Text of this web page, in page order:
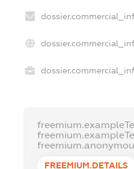
FREEMIUM.DETAILS